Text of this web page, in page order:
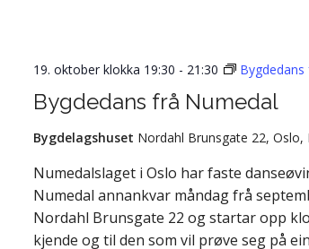
Bygdedans frå Numedal
19. oktober klokka 19:30 - 21:30
Bygdelagshuset Nordahl Brunsgate 22, Oslo,
Numedalslaget i Oslo har faste
Numedal annankvar måndag frå
Nordahl Brunsgate 22 og startar opp
kjende og til den som vil prøve seg på